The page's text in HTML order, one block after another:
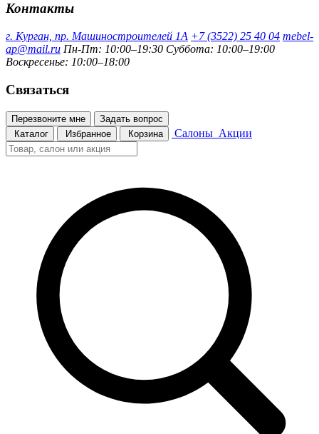
Контакты
г. Курган, пр. Машиностроителей 1А +7 (3522) 25 40 04 mebel-
ap@mail.ru Пн-Пт: 10:00–19:30 Суббота: 10:00–19:00
Воскресенье: 10:00–18:00
Связаться
Перезвоните мне
Задать вопрос
Каталог
Избранное Корзина Салоны Акции